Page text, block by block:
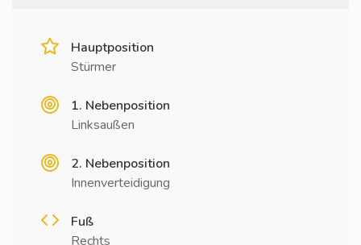
Hauptposition
Stürmer
1. Nebenposition
Linksaußen
2. Nebenposition
Innenverteidigung
Fuß
Rechts